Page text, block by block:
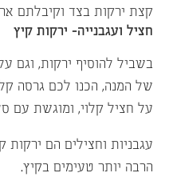
קצת ירקות בצד וקיבלתם
חציל ועגבנייה- ירקות קיץ
בשביל להוסיף ירקות, וגם
של המנה, הכנו לכם גרסה
על חציל קלוי, ומוגשת עם
עגבניות וחצילים הם ירקות
הרבה יותר טעימים בקיץ.